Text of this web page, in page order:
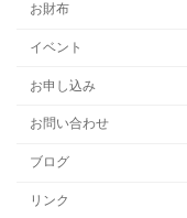
お財布
イベント
お申し込み
お問い合わせ
ブログ
リンク